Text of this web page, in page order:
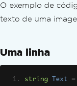
O exemplo de
texto de uma
Uma linha
string Text =